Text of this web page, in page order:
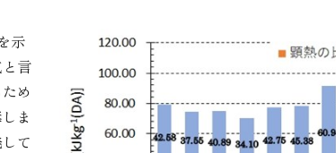
示
言
め
ま
て